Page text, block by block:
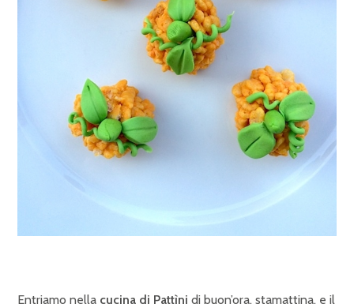
Entriamo nella cucina di Pattìni di buon’ora, stamattina, e il